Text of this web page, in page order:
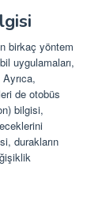
birkaç yöntem
uygulamaları,
de otobüs
bilgisi,
durakların